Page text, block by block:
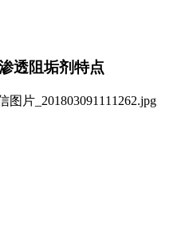
透阻垢剂特点